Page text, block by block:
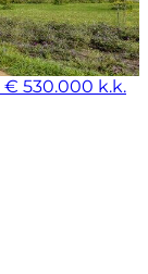
€ 530.000 k.k.